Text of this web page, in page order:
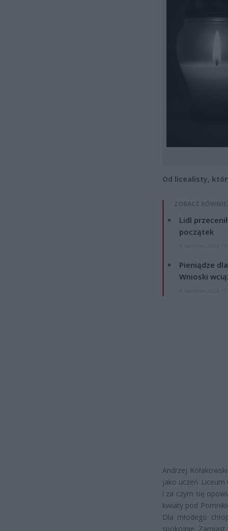
Od licealisty,
ZOBACZ
Lidl
początek
Pieniądze
Wnioski
Andrzej
jako uczeń Liceum
i za czym się
kwiaty pod
Dla młodego
spokojnie.